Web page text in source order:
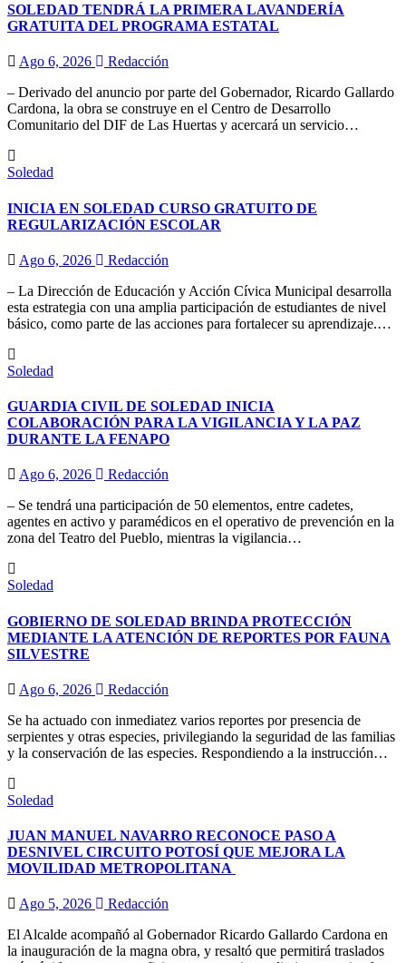
SOLEDAD TENDRÁ LA PRIMERA LAVANDERÍA
GRATUITA DEL PROGRAMA ESTATAL
Ago 6, 2026
Redacción
– Derivado del anuncio por parte del Gobernador, Ricardo Gallardo
Cardona, la obra se construye en el Centro de Desarrollo
Comunitario del DIF de Las Huertas y acercará un servicio…
Soledad
INICIA EN SOLEDAD CURSO GRATUITO DE
REGULARIZACIÓN ESCOLAR
Ago 6, 2026
Redacción
– La Dirección de Educación y Acción Cívica Municipal desarrolla
esta estrategia con una amplia participación de estudiantes de nivel
básico, como parte de las acciones para fortalecer su aprendizaje.…
Soledad
GUARDIA CIVIL DE SOLEDAD INICIA
COLABORACIÓN PARA LA VIGILANCIA Y LA PAZ
DURANTE LA FENAPO
Ago 6, 2026
Redacción
– Se tendrá una participación de 50 elementos, entre cadetes,
agentes en activo y paramédicos en el operativo de prevención en la
zona del Teatro del Pueblo, mientras la vigilancia…
Soledad
GOBIERNO DE SOLEDAD BRINDA PROTECCIÓN
MEDIANTE LA ATENCIÓN DE REPORTES POR FAUNA
SILVESTRE
Ago 6, 2026
Redacción
Se ha actuado con inmediatez varios reportes por presencia de
serpientes y otras especies, privilegiando la seguridad de las familias
y la conservación de las especies. Respondiendo a la instrucción…
Soledad
JUAN MANUEL NAVARRO RECONOCE PASO A
DESNIVEL CIRCUITO POTOSÍ QUE MEJORA LA
MOVILIDAD METROPOLITANA
Ago 5, 2026
Redacción
El Alcalde acompañó al Gobernador Ricardo Gallardo Cardona en
la inauguración de la magna obra, y resaltó que permitirá traslados